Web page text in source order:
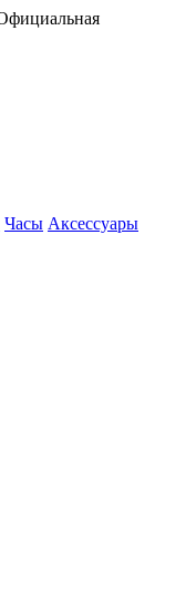
Часы Аксессуары